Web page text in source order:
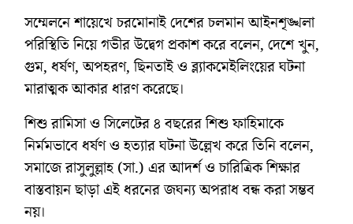
সম্মেলনে শায়েখে চরমোনাই দেশের চলমান আইনশৃঙ্খলা
পরিস্থিতি নিয়ে গভীর উদ্বেগ প্রকাশ করে বলেন, দেশে খুন,
গুম, ধর্ষণ, অপহরণ, ছিনতাই ও ব্ল্যাকমেইলিংয়ের ঘটনা
মারাত্মক আকার ধারণ করেছে।
শিশু রামিসা ও সিলেটের ৪ বছরের শিশু ফাহিমাকে
নির্মমভাবে ধর্ষণ ও হত্যার ঘটনা উল্লেখ করে তিনি বলেন,
সমাজে রাসুলুল্লাহ (সা.) এর আদর্শ ও চারিত্রিক শিক্ষার
বাস্তবায়ন ছাড়া এই ধরনের জঘন্য অপরাধ বন্ধ করা সম্ভব
নয়।